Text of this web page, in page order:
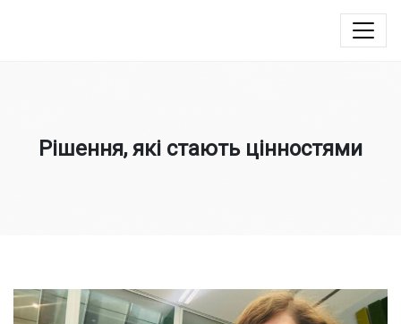
Рішення, які стають цінностями